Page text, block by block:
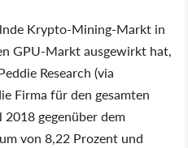
Krypto-Mining-Markt in
GPU-Markt ausgewirkt hat,
Research (via
Firma für den gesamten
gegenüber dem
von 8,22 Prozent und